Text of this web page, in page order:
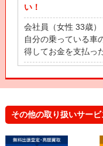
い！
会社員（女性 33歳）
自分の乗っている車
得してお金を支払っ
動したよ！
自分の車と一緒に健
その他の取り扱いサービ